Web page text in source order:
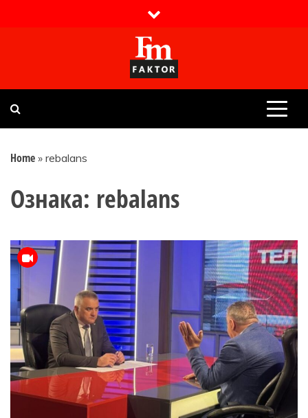
Faktor magazin
Uvijek presudan
Home » rebalans
Ознака: rebalans